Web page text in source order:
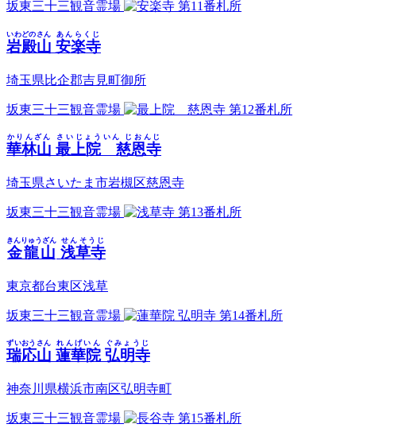
坂東三十三観音霊場 第11番札所
岩殿山
いわどのさん
安楽寺
あんらくじ
埼玉県比企郡吉見町御所
坂東三十三観音霊場 第12番札所
華林山
かりんざん
最上院 慈恩寺
さいじょういん じおんじ
埼玉県さいたま市岩槻区慈恩寺
坂東三十三観音霊場 第13番札所
金龍山
きんりゅうざん
浅草寺
せんそうじ
東京都台東区浅草
坂東三十三観音霊場 第14番札所
瑞応山
ずいおうさん
蓮華院 弘明寺
れんげいん ぐみょうじ
神奈川県横浜市南区弘明寺町
坂東三十三観音霊場 第15番札所